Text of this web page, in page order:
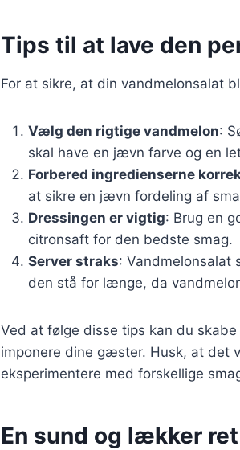
Tips til at lave den
For at sikre, at din vandmelonsalat
Vælg den rigtige vandmelon:
skal have en jævn farve og en
Forbered ingredienserne
at sikre en jævn fordeling af
Dressingen er vigtig: Brug en
citronsaft for den bedste smag.
Server straks: Vandmelonsalat
den stå for længe, da
Ved at følge disse tips kan du
imponere dine gæster. Husk, at det
eksperimentere med forskellige
En sund og lækker